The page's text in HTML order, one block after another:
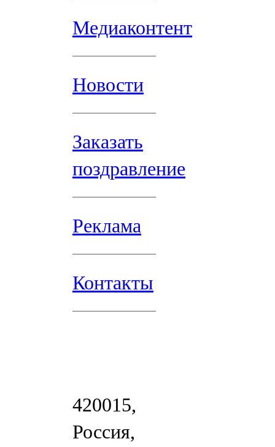
Медиаконтент
Новости
Заказать
поздравление
Реклама
Контакты
420015,
Россия,